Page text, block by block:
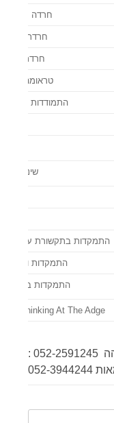
חרדה חברתית
חרדת בחינות
חרדת נטישה
טראומה נפשית
התמודדות עם לחץ
שינוי בחיים
התמקדות בתקשורת עם ילדים
התמקדות ובודהיזם
התמקדות בהקשבה
TAE- Thinking At The Adge
צור קשר בלהה 052-2591245 :
3944244